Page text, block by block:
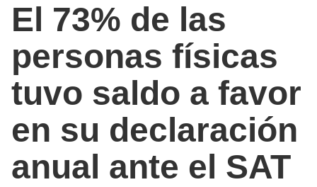
El 73% de las
personas físicas
tuvo saldo a favor
en su declaración
anual ante el SAT